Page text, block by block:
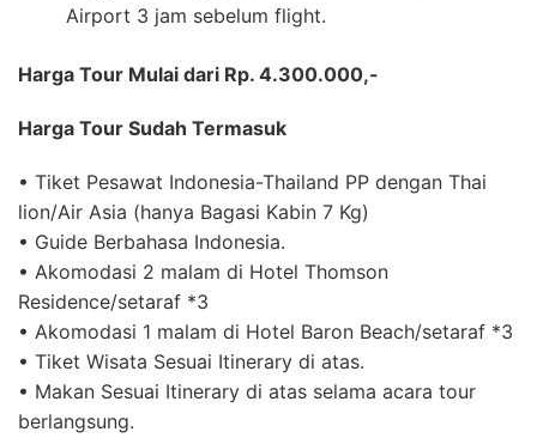
Airport 3 jam sebelum flight.
Harga Tour Mulai dari Rp. 4.300.000,-
Harga Tour Sudah Termasuk
• Tiket Pesawat Indonesia-Thailand PP dengan Thai
lion/Air Asia (hanya Bagasi Kabin 7 Kg)
• Guide Berbahasa Indonesia.
• Akomodasi 2 malam di Hotel Thomson
Residence/setaraf *3
• Akomodasi 1 malam di Hotel Baron Beach/setaraf *3
• Tiket Wisata Sesuai Itinerary di atas.
• Makan Sesuai Itinerary di atas selama acara tour
berlangsung.